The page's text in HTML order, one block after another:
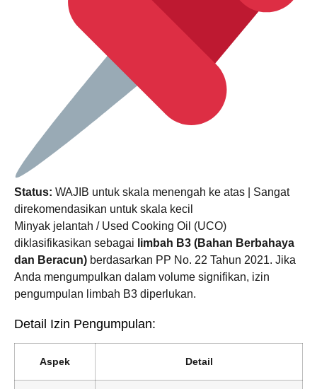
Status: WAJIB untuk skala menengah ke atas | Sangat
direkomendasikan untuk skala kecil
Minyak jelantah / Used Cooking Oil (UCO)
diklasifikasikan sebagai limbah B3 (Bahan Berbahaya
dan Beracun) berdasarkan PP No. 22 Tahun 2021. Jika
Anda mengumpulkan dalam volume signifikan, izin
pengumpulan limbah B3 diperlukan.
Detail Izin Pengumpulan:
Aspek Detail